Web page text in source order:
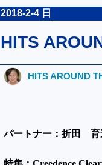
2018-2-4 日
HITS
HITS AROUND
パートナー：折田